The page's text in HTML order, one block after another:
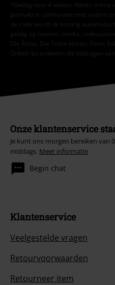
*Geldig voor 4 weken. Alleen online
gebruikt in combinatie met andere
de code wordt de korting
geldig op boeken, media,
Die Ärzte, Die Toten Hosen, Feine
Onkelz en artikelen die bijdragen
Onze klantenservice
Je kunt ons morgen bereiken van
middags. Meer informatie
Begin chat
Klantenservice
Veelgestelde vragen
Retourvoorwaarden
Retourneer item